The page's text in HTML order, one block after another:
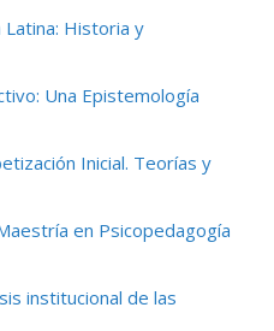
Latina: Historia y
Una Epistemología
Inicial. Teorías y
en Psicopedagogía
institucional de las